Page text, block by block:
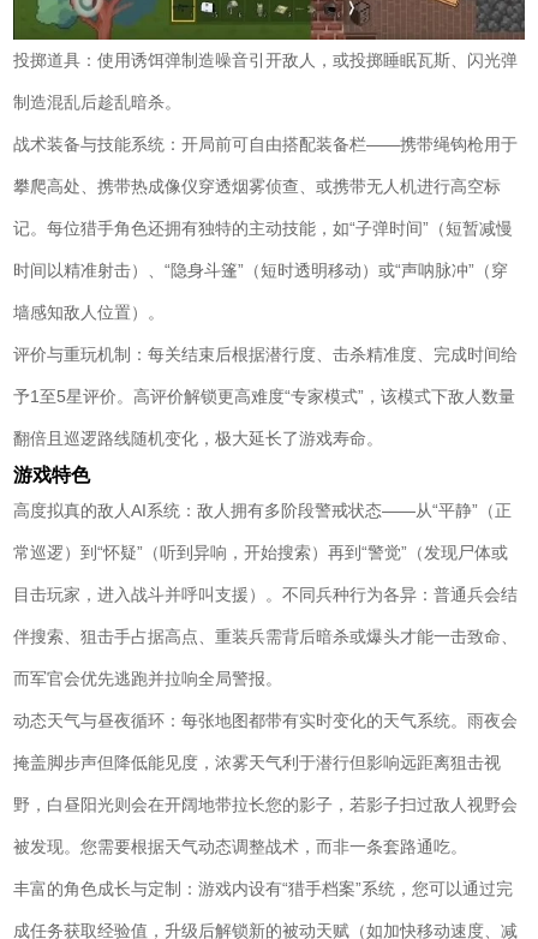
投掷道具：使用诱饵弹制造噪音引开敌人，或投掷睡眠瓦斯、闪光弹
制造混乱后趁乱暗杀。
战术装备与技能系统：开局前可自由搭配装备栏——携带绳钩枪用于
攀爬高处、携带热成像仪穿透烟雾侦查、或携带无人机进行高空标
记。每位猎手角色还拥有独特的主动技能，如“子弹时间”（短暂减慢
时间以精准射击）、“隐身斗篷”（短时透明移动）或“声呐脉冲”（穿
墙感知敌人位置）。
评价与重玩机制：每关结束后根据潜行度、击杀精准度、完成时间给
予1至5星评价。高评价解锁更高难度“专家模式”，该模式下敌人数量
翻倍且巡逻路线随机变化，极大延长了游戏寿命。
游戏特色
高度拟真的敌人AI系统：敌人拥有多阶段警戒状态——从“平静”（正
常巡逻）到“怀疑”（听到异响，开始搜索）再到“警觉”（发现尸体或
目击玩家，进入战斗并呼叫支援）。不同兵种行为各异：普通兵会结
伴搜索、狙击手占据高点、重装兵需背后暗杀或爆头才能一击致命、
而军官会优先逃跑并拉响全局警报。
动态天气与昼夜循环：每张地图都带有实时变化的天气系统。雨夜会
掩盖脚步声但降低能见度，浓雾天气利于潜行但影响远距离狙击视
野，白昼阳光则会在开阔地带拉长您的影子，若影子扫过敌人视野会
被发现。您需要根据天气动态调整战术，而非一条套路通吃。
丰富的角色成长与定制：游戏内设有“猎手档案”系统，您可以通过完
成任务获取经验值，升级后解锁新的被动天赋（如加快移动速度、减